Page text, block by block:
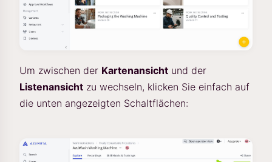
Um zwischen der Kartenansicht und der
Listenansicht zu wechseln, klicken Sie einfach auf
die unten angezeigten Schaltflächen: